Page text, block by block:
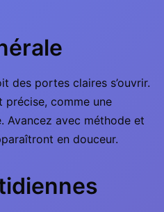
des portes claires s’ouvrir.
précise, comme une
Avancez avec méthode et
en douceur.